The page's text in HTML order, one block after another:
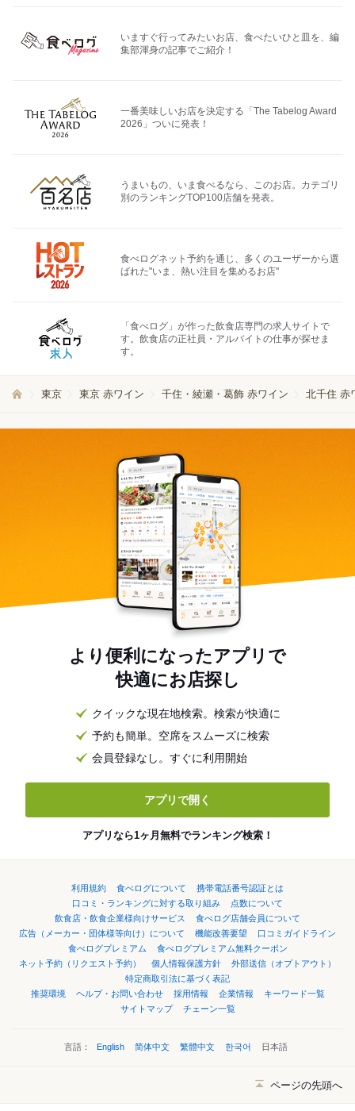
いますぐ行ってみたいお店、食べたいひと皿を、編
集部渾身の記事でご紹介！
一番美味しいお店を決定する「The Tabelog Award
2026」ついに発表！
うまいもの、いま食べるなら、このお店。カテゴリ
別のランキングTOP100店舗を発表。
食べログネット予約を通じ、多くのユーザーから選
ばれた"いま、熱い注目を集めるお店"
「食べログ」が作った飲食店専門の求人サイトで
す。飲食店の正社員・アルバイトの仕事が探せま
す。
東京 東京 赤ワイン 千住・綾瀬・葛飾 赤ワイン 北千住 赤
より便利になったアプリで
快適にお店探し
クイックな現在地検索。検索が快適に
予約も簡単。空席をスムーズに検索
会員登録なし。すぐに利用開始
アプリで開く
アプリなら1ヶ月無料でランキング検索！
利用規約 食べログについて
携帯電話番号認証とは
口コミ・ランキングに対する取り組み
点数について
飲食店・飲食企業様向けサービス
食べログ店舗会員について
広告（メーカー・団体様等向け）について
機能改善要望
口コミガイドライン
食べログプレミアム
食べログプレミアム無料クーポン
ネット予約（リクエスト予約）
個人情報保護方針
外部送信（オプトアウト）
特定商取引法に基づく表記
推奨環境
ヘルプ・お問い合わせ 採用情報 企業情報
キーワード一覧
サイトマップ
チェーン一覧
言語： English 简体中文 繁體中文 한국어 日本語
ページの先頭へ